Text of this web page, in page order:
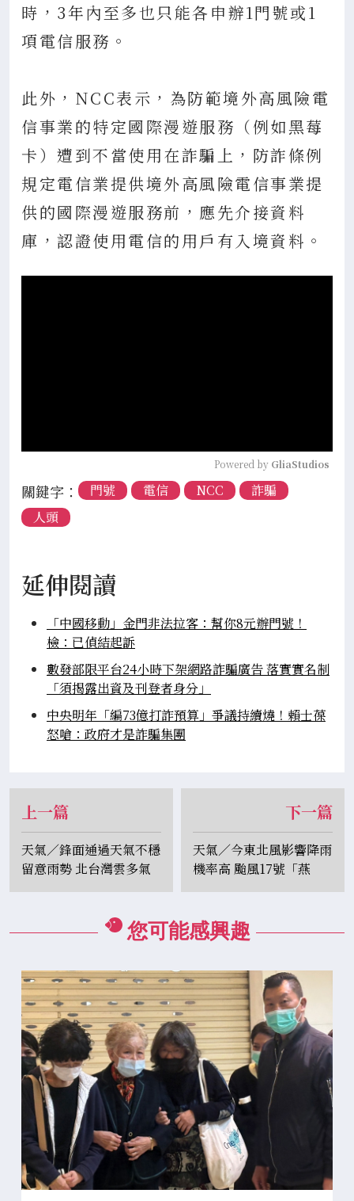
時，3年內至多也只能各申辦1門號或1
項電信服務。
此外，NCC表示，為防範境外高風險電
信事業的特定國際漫遊服務（例如黑莓
卡）遭到不當使用在詐騙上，防詐條例
規定電信業提供境外高風險電信事業提
供的國際漫遊服務前，應先介接資料
庫，認證使用電信的用戶有入境資料。
Powered by GliaStudios
關鍵字： 門號 電信 NCC
詐騙
人頭
延伸閱讀
「中國移動」金門非法拉客：幫你8元辦門號！
檢：已偵結起訴
數發部限平台24小時下架網路詐騙廣告 落實實名制
「須揭露出資及刊登者身分」
中央明年「編73億打詐預算」爭議持續燒！賴士葆
怒嗆：政府才是詐騙集團
上一篇
天氣／鋒面通過天氣不穩
留意雨勢 北台灣雲多氣
溫降 中南部仍悶熱
下一篇
天氣／今東北風影響降雨
機率高 颱風17號「燕
子」80%機率最快周末生
您可能感興趣